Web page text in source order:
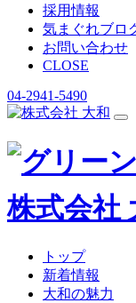
採用情報
気まぐれブロ
お問い合わせ
CLOSE
04-2941-5490
コ
テ
へ
ス
トップ
新着情報
大和の魅力